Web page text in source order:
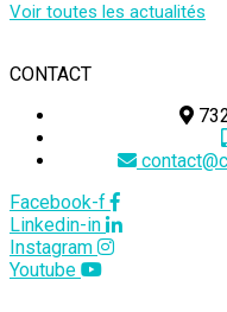
Voir toutes les actualités
CONTACT
Facebook-f
Linkedin-in
Instagram
Youtube